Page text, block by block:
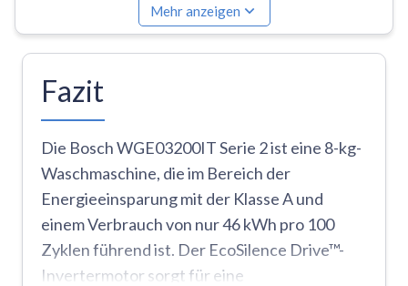
Mehr anzeigen
Fazit
Die Bosch WGE03200IT Serie 2 ist eine 8-kg-
Waschmaschine, die im Bereich der
Energieeinsparung mit der Klasse A und
einem Verbrauch von nur 46 kWh pro 100
Zyklen führend ist. Der EcoSilence Drive™-
Invertermotor sorgt für eine